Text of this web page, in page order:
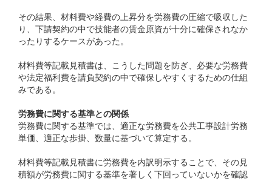
その結果、材料費や経費の上昇分を労務費の圧縮で吸収した
り、下請契約の中で技能者の賃金原資が十分に確保されなか
ったりするケースがあった。
材料費等記載見積書は、こうした問題を防ぎ、必要な労務費
や法定福利費を請負契約の中で確保しやすくするための仕組
みである。
労務費に関する基準との関係
労務費に関する基準では、適正な労務費を公共工事設計労務
単価、適正な歩掛、数量に基づいて算定する。
材料費等記載見積書に労務費を内訳明示することで、その見
積額が労務費に関する基準を著しく下回っていないかを確認